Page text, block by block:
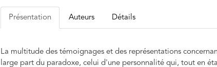
Présentation Auteurs Détails
La multitude des témoignages et des représentations
large part du paradoxe, celui d'une personnalité qui, tout en